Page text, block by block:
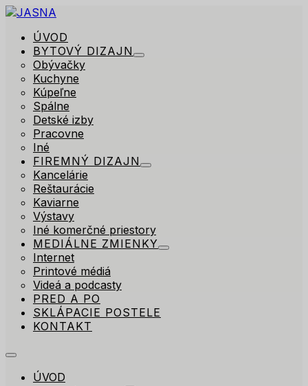
ÚVOD
BYTOVÝ DIZAJN
Obývačky
Kuchyne
Kúpeľne
Spálne
Detské izby
Pracovne
Iné
FIREMNÝ DIZAJN
Kancelárie
Reštaurácie
Kaviarne
Výstavy
Iné komerčné priestory
MEDIÁLNE ZMIENKY
Internet
Printové médiá
Videá a podcasty
PRED A PO
SKLÁPACIE POSTELE
KONTAKT
ÚVOD